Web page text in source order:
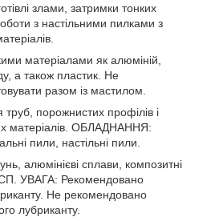
злами, затримки тонких
з настільними пилками з
матеріалами як алюміній,
а також пластик. Не
разом із мастилом.
порожнистих профілів і
матеріалів. ОБЛАДНАННЯ:
пили, настільні пили.
алюмінієві сплави, композитні
УВАГА: Рекомендовано
Не рекомендовано
лубриканту.